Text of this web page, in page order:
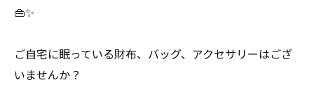
👜✨
ご自宅に眠っている財布、バッグ、アクセサリーはござ
いませんか？